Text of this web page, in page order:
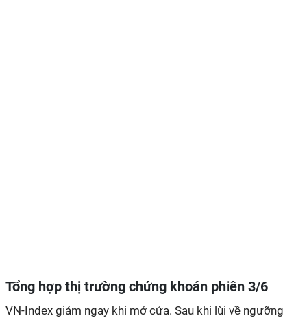
Tổng hợp thị trường chứng khoán phiên 3/6
VN-Index giảm ngay khi mở cửa. Sau khi lùi về ngưỡng